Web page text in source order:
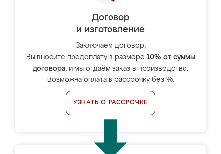
Договор
и изготовление
Заключаем договор,
Вы вносите предоплату в размере 10% от суммы
договора, и мы отдаём заказ в производство.
Возможна оплата в рассрочку без %.
УЗНАТЬ О РАССРОЧКЕ